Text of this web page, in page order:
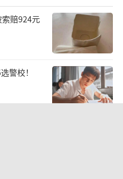
赔924元
警校！